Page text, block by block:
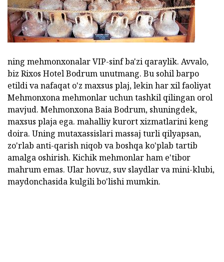
ning mehmonxonalar VIP-sinf ba'zi qaraylik. Avvalo,
biz Rixos Hotel Bodrum unutmang. Bu sohil barpo
etildi va nafaqat o'z maxsus plaj, lekin har xil faoliyat
Mehmonxona mehmonlar uchun tashkil qilingan orol
mavjud. Mehmonxona Baia Bodrum, shuningdek,
maxsus plaja ega. mahalliy kurort xizmatlarini keng
doira. Uning mutaxassislari massaj turli qilyapsan,
zo'rlab anti-qarish niqob va boshqa ko'plab tartib
amalga oshirish. Kichik mehmonlar ham e'tibor
mahrum emas. Ular hovuz, suv slaydlar va mini-klubi,
maydonchasida kulgili bo'lishi mumkin.